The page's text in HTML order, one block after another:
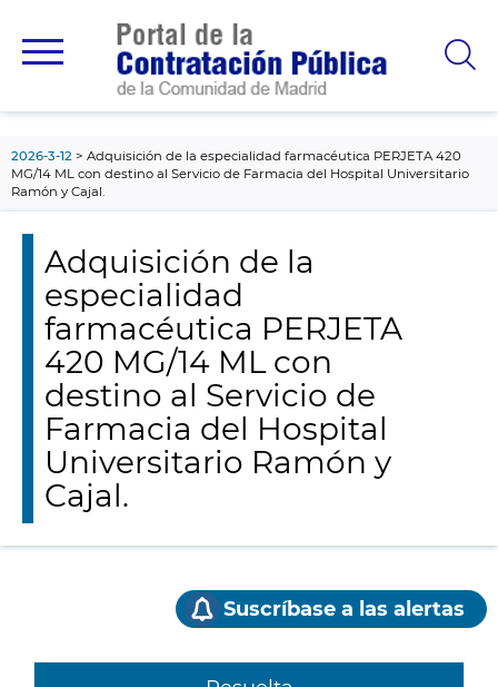
principal
2026-3-12
Adquisición de la especialidad farmacéutica PERJETA 420
MG/14 ML con destino al Servicio de Farmacia del Hospital Universitario
Ramón y Cajal.
Adquisición de la
especialidad
farmacéutica PERJETA
420 MG/14 ML con
destino al Servicio de
Farmacia del Hospital
Universitario Ramón y
Cajal.
Suscríbase a las alertas